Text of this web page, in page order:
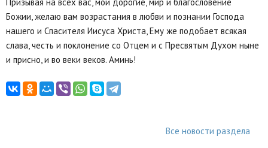
Божии, желаю вам возрастания в любви и познании Господа
нашего и Спасителя Иисуса Христа, Ему же подобает всякая
слава, честь и поклонение со Отцем и с Пресвятым Духом ныне
и присно, и во веки веков. Аминь!
Все новости раздела